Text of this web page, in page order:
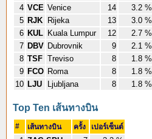
4 VCE Venice 14
3.2 %
5 RJK Rijeka 13
3.0 %
6 KUL Kuala Lumpur 12
2.7 %
7 DBV Dubrovnik 9
2.1 %
8 TSF Treviso 8
1.8 %
9 FCO Roma 8
1.8 %
10 LJU Ljubljana 8 1.8 %
Top Ten เส้นทางบิน
# เส้นทางบิน ครั้ง เปอร์เซ็นต์